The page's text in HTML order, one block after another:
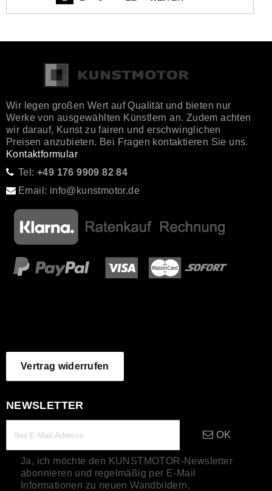
Wir legen großen Wert auf Qualität und bieten nur
Werke von ausgewählten Künstlern an. Zudem achten
wir darauf, Kunst zu fairen und erschwinglichen
Preisen anzubieten. Bei Fragen kontaktieren Sie uns.
Kontaktformular
Tel: +49 176 9909 82 84
Email: info@kunstmotor.de
Vertrag widerrufen
NEWSLETTER
OK
Ja, ich möchte den KUNSTMOTOR-Newsletter
abonnieren und regelmäßig per E-Mail
Informationen zu neuen Wandbildern,